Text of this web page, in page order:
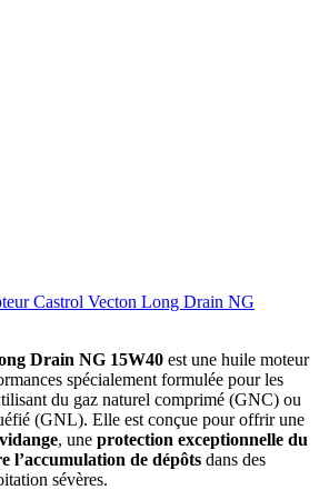
Castrol Vecton Long Drain NG
Drain NG 15W40 est une huile moteur
spécialement formulée pour les
du gaz naturel comprimé (GNC) ou
(GNL). Elle est conçue pour offrir une
, une protection exceptionnelle du
l’accumulation de dépôts dans des
sévères.